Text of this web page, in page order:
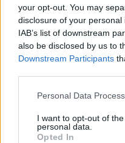
your opt-out. You may
disclosure of your
IAB’s list of downstream
also be disclosed by us to
Downstream Participants
Personal Data
I want to opt-out of
personal data.
Opted In
Antworten:
0
Lach-Möwe aus
Lach-Möwe ... 2 3
Antworten: 44
Willkommen in NY
Willkommen auf
Antworten:
4
Doomguard's
Doomguard